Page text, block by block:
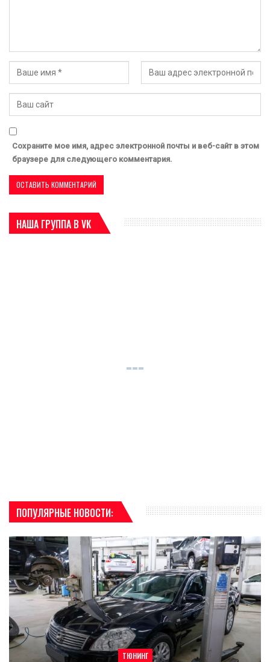
Сохраните мое имя, адрес электронной почты и веб-сайт в этом
браузере для следующего комментария.
НАША ГРУППА В VK
ПОПУЛЯРНЫЕ НОВОСТИ:
ТЮНИНГ